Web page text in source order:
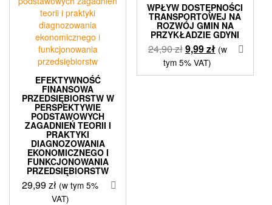
EFEKTYWNOŚĆ
FINANSOWA
PRZEDSIĘBIORSTW W
PERSPEKTYWIE
PODSTAWOWYCH
ZAGADNIEŃ TEORII I
PRAKTYKI
DIAGNOZOWANIA
EKONOMICZNEGO I
FUNKCJONOWANIA
PRZEDSIĘBIORSTW
29,99zł (w tym 5%
VAT)
WPŁYW DOSTĘPNOŚCI
TRANSPORTOWEJ NA
ROZWÓJ GMIN NA
PRZYKŁADZIE GDYNI
24,90złPierwotna
cena
wynosiła:
9,99złAktualna
wynosi:
(w
tym 5% VAT)